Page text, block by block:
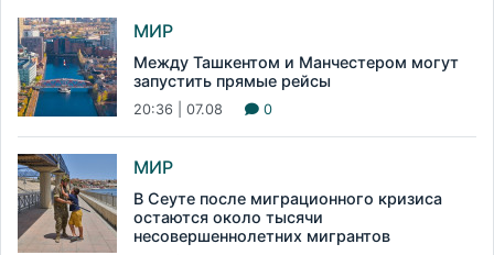
МИР
Между Ташкентом и Манчестером могут
запустить прямые рейсы
20:36 | 07.08 0
МИР
В Сеуте после миграционного кризиса
остаются около тысячи
несовершеннолетних мигрантов